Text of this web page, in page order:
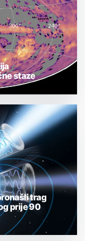
staze
trag
prije 90